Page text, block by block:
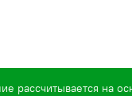
рассчитывается на